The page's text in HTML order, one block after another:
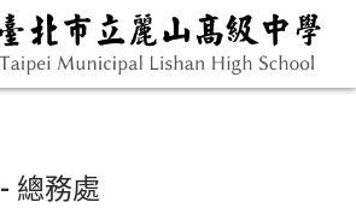
- 總務處